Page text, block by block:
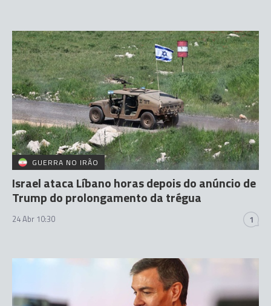
GUERRA NO IRÃO
Israel ataca Líbano horas depois do anúncio de
Trump do prolongamento da trégua
24 Abr 10:30 1